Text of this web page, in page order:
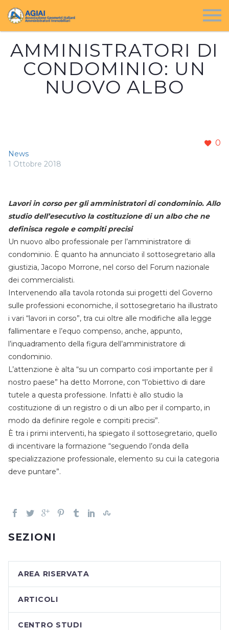
AMMINISTRATORI DI
CONDOMINIO: UN
NUOVO ALBO
0
News
1 Ottobre 2018
Lavori in corso per gli amministratori di condominio. Allo
studio dell’esecutivo la costituzione di un albo che ne
definisca regole e compiti precisi
Un nuovo albo professionale per l’amministratore di
condominio. È quanto ha annunciato il sottosegretario alla
giustizia, Jacopo Morrone, nel corso del Forum nazionale
dei commercialisti.
Intervenendo alla tavola rotonda sui progetti del Governo
sulle professioni economiche, il sottosegretario ha illustrato
i vari “lavori in corso”, tra cui oltre alle modifiche alla legge
fallimentare e l’equo compenso, anche, appunto,
l’inquadramento della figura dell’amministratore di
condominio.
L’attenzione è alta “su un comparto così importante per il
nostro paese” ha detto Morrone, con “l’obiettivo di dare
tutele a questa professione. Infatti è allo studio la
costituzione di un registro o di un albo per il comparto, in
modo da definire regole e compiti precisi”.
È tra i primi interventi, ha spiegato il sottosegretario, quello
di incentivare la formazione “seguendo l’onda della
specializzazione professionale, elemento su cui la categoria
deve puntare”.
SEZIONI
AREA RISERVATA
ARTICOLI
CENTRO STUDI